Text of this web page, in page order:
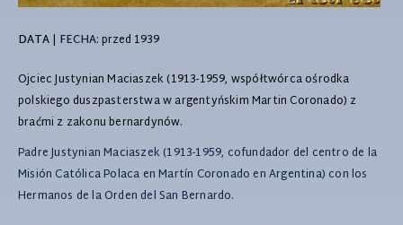
DATA| FECHA:przed 1939
Ojciec Justynian Maciaszek (1913-1959, współtwórca ośrodka
polskiego duszpasterstwa w argentyńskim Martin Coronado) z
braćmi z zakonu bernardynów.
Padre Justynian Maciaszek (1913-1959, cofundador del centro de la
Misión Católica Polaca en Martín Coronado en Argentina) con los
Hermanos de la Orden del San Bernardo.